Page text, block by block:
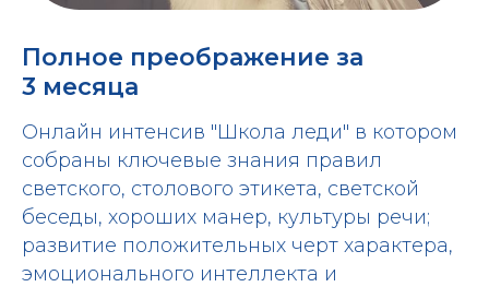
Полное преображение за
3 месяца
Онлайн интенсив "Школа леди" в котором
собраны ключевые знания правил
светского, столового этикета, светской
беседы, хороших манер, культуры речи;
развитие положительных черт характера,
эмоционального интеллекта и